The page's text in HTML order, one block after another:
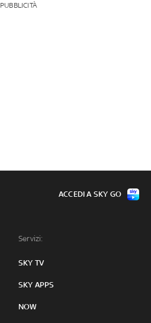
PUBBLICITÀ
Servizi:
SKY TV
SKY APPS
NOW
ACCEDI A SKY GO